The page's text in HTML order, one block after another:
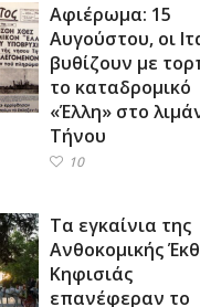
Αφιέρωμα: 15
Αυγούστου, οι
βυθίζουν με
το καταδρομικό
«Έλλη» στο
Τήνου
10
Τα εγκαίνια της
Ανθοκομικής
Κηφισιάς
επανέφεραν το